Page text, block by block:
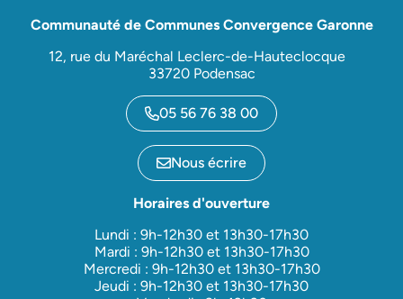
Communauté de Communes Convergence Garonne
12, rue du Maréchal Leclerc-de-Hauteclocque
33720 Podensac
05 56 76 38 00
Nous écrire
Horaires d'ouverture
Lundi : 9h-12h30 et 13h30-17h30
Mardi : 9h-12h30 et 13h30-17h30
Mercredi : 9h-12h30 et 13h30-17h30
Jeudi : 9h-12h30 et 13h30-17h30